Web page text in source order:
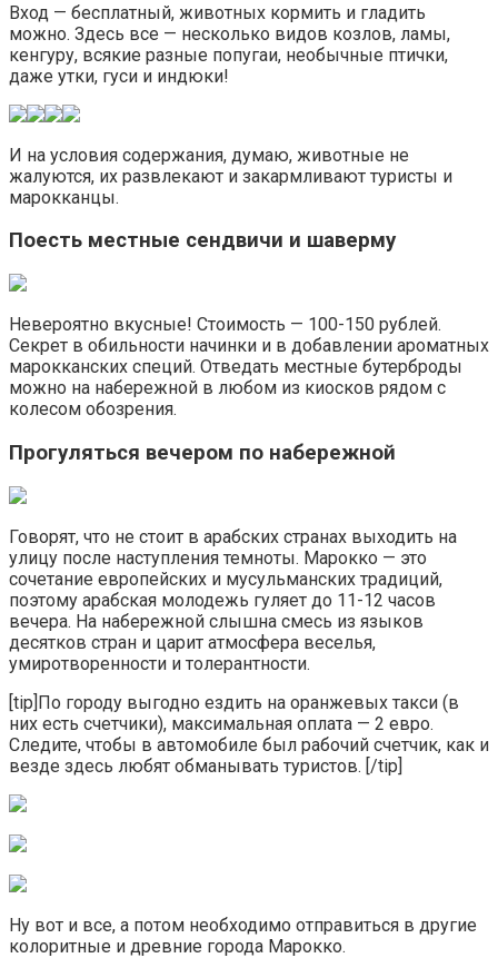
Вход — бесплатный, животных кормить и гладить
можно. Здесь все — несколько видов козлов, ламы,
кенгуру, всякие разные попугаи, необычные птички,
даже утки, гуси и индюки!
И на условия содержания, думаю, животные не
жалуются, их развлекают и закармливают туристы и
марокканцы.
Поесть местные сендвичи и шаверму
Невероятно вкусные! Стоимость — 100-150 рублей.
Секрет в обильности начинки и в добавлении ароматных
марокканских специй. Отведать местные бутерброды
можно на набережной в любом из киосков рядом с
колесом обозрения.
Прогуляться вечером по набережной
Говорят, что не стоит в арабских странах выходить на
улицу после наступления темноты. Марокко — это
сочетание европейских и мусульманских традиций,
поэтому арабская молодежь гуляет до 11-12 часов
вечера. На набережной слышна смесь из языков
десятков стран и царит атмосфера веселья,
умиротворенности и толерантности.
[tip]По городу выгодно ездить на оранжевых такси (в
них есть счетчики), максимальная оплата — 2 евро.
Следите, чтобы в автомобиле был рабочий счетчик, как и
везде здесь любят обманывать туристов. [/tip]
Ну вот и все, а потом необходимо отправиться в другие
колоритные и древние города Марокко.